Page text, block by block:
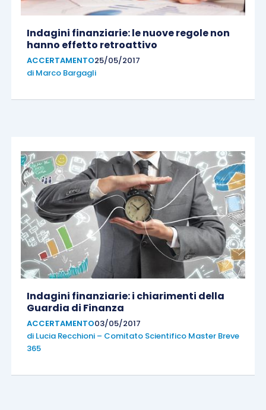
Indagini finanziarie: le nuove regole non
hanno effetto retroattivo
ACCERTAMENTO25/05/2017
di Marco Bargagli
Indagini finanziarie: i chiarimenti della
Guardia di Finanza
ACCERTAMENTO03/05/2017
di Lucia Recchioni – Comitato Scientifico Master Breve
365